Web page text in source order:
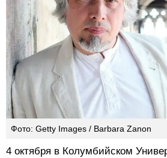
Фото: Getty Images / Barbara Zanon
4 октября в Колумбийском